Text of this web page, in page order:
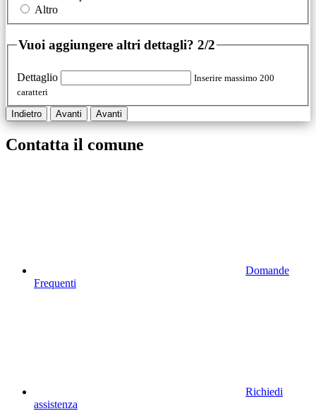
Altro
Vuoi aggiungere altri dettagli? 2/2
Dettaglio
Inserire massimo 200
caratteri
Indietro Avanti Avanti
Contatta il comune
Domande
Frequenti
Richiedi
assistenza